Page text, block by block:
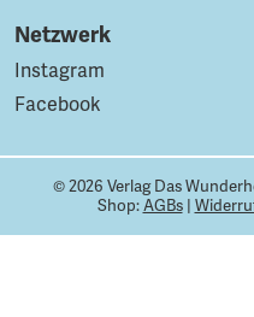
Netzwerk
Instagram
Facebook
© 2026 Verlag Das
Shop:AGBs|